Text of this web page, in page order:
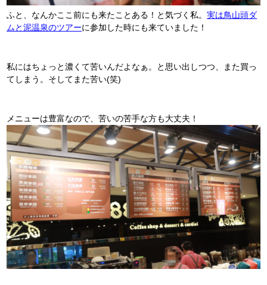
ふと、なんかここ前にも来たことある！と気づく私。実は鳥山頭ダ
ムと泥温泉のツアーに参加した時にも来ていました！
私にはちょっと濃くて苦いんだよなぁ。と思い出しつつ、また買っ
てしまう。そしてまた苦い(笑)
メニューは豊富なので、苦いの苦手な方も大丈夫！